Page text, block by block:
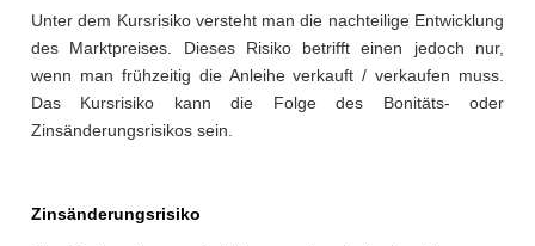
Unter dem Kursrisiko versteht man die nachteilige Entwicklung
des Marktpreises. Dieses Risiko betrifft einen jedoch nur,
wenn man frühzeitig die Anleihe verkauft / verkaufen muss.
Das Kursrisiko kann die Folge des Bonitäts- oder
Zinsänderungsrisikos sein.
Zinsänderungsrisiko